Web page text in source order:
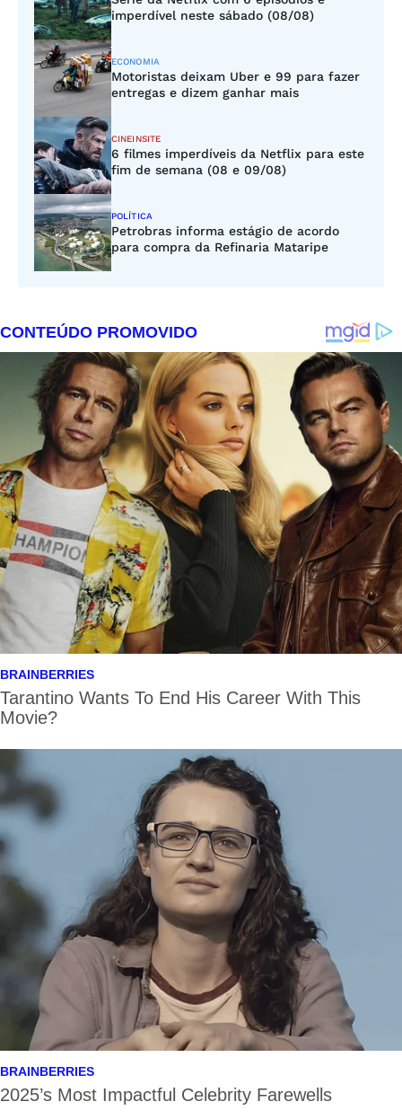
imperdível neste sábado (08/08)
ECONOMIA
Motoristas deixam Uber e 99 para fazer
entregas e dizem ganhar mais
CINEINSITE
6 filmes imperdíveis da Netflix para este
fim de semana (08 e 09/08)
POLÍTICA
Petrobras informa estágio de acordo
para compra da Refinaria Mataripe